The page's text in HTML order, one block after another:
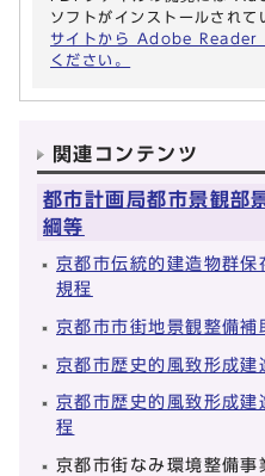
ソフトがインストールされて
サイトから Adobe Reader
ください。
関連コンテンツ
都市計画局都市景観部
綱等
京都市伝統的建造物群保
規程
京都市市街地景観整備
京都市歴史的風致形成建
京都市歴史的風致形成
程
京都市街なみ環境整備事